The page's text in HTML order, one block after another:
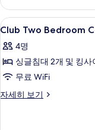
두
보
Twin
자
세
보
기
Club
Two
Bedroom
Corner
Suite
사
10
Club Two Bedroom
4명
싱글침대 2개 및 킹사
무료 WiFi
자세히 보기
Club